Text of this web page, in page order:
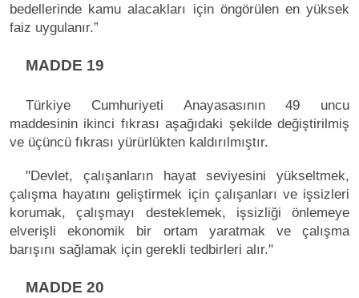
bedellerinde kamu alacakları için öngörülen en yüksek
faiz uygulanır.”
MADDE 19
Türkiye Cumhuriyeti Anayasasının 49 uncu
maddesinin ikinci fıkrası aşağıdaki şekilde değiştirilmiş
ve üçüncü fıkrası yürürlükten kaldırılmıştır.
"Devlet, çalışanların hayat seviyesini yükseltmek,
çalışma hayatını geliştirmek için çalışanları ve işsizleri
korumak, çalışmayı desteklemek, işsizliği önlemeye
elverişli ekonomik bir ortam yaratmak ve çalışma
barışını sağlamak için gerekli tedbirleri alır."
MADDE 20